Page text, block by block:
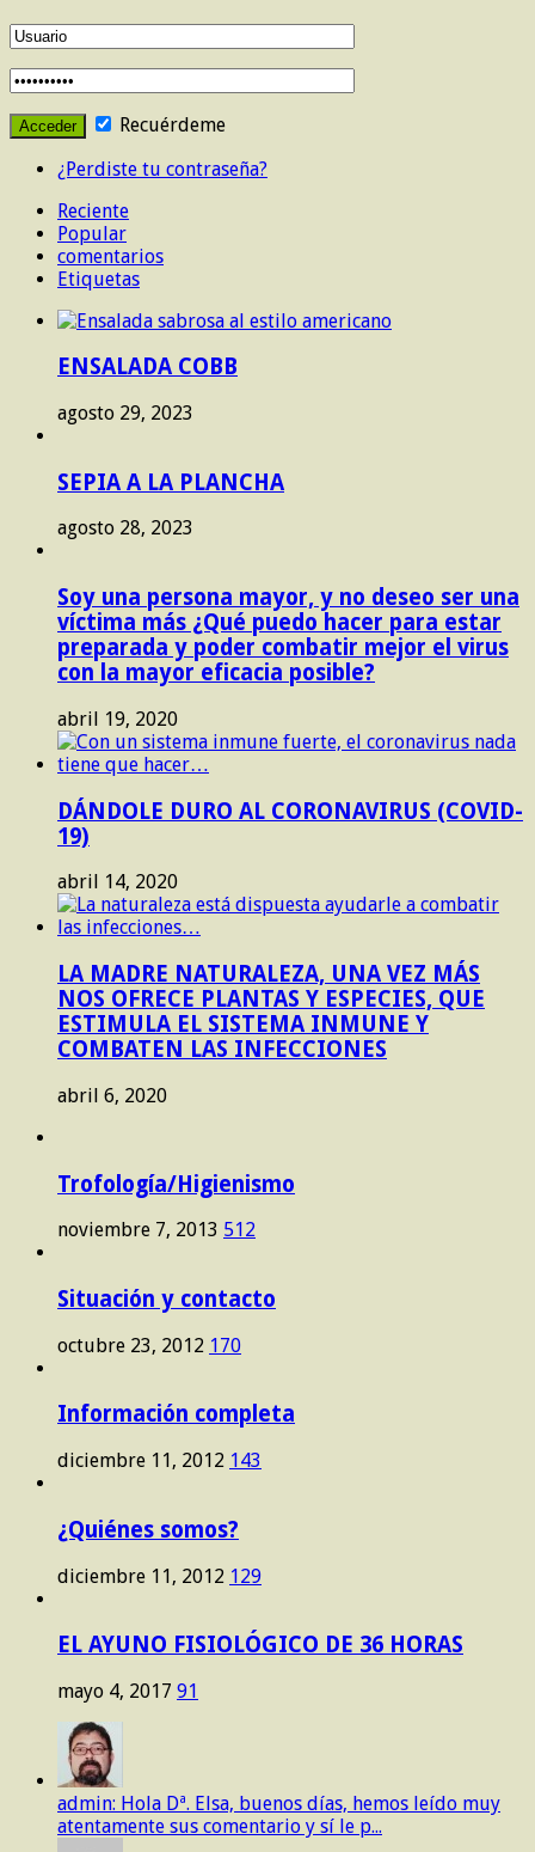
Recuérdeme
¿Perdiste tu contraseña?
Reciente
Popular
comentarios
Etiquetas
ENSALADA COBB
agosto 29, 2023
SEPIA A LA PLANCHA
agosto 28, 2023
Soy una persona mayor, y no deseo ser una
víctima más ¿Qué puedo hacer para estar
preparada y poder combatir mejor el virus
con la mayor eficacia posible?
abril 19, 2020
DÁNDOLE DURO AL CORONAVIRUS (COVID-
19)
abril 14, 2020
LA MADRE NATURALEZA, UNA VEZ MÁS
NOS OFRECE PLANTAS Y ESPECIES, QUE
ESTIMULA EL SISTEMA INMUNE Y
COMBATEN LAS INFECCIONES
abril 6, 2020
Trofología/Higienismo
noviembre 7, 2013 512
Situación y contacto
octubre 23, 2012 170
Información completa
diciembre 11, 2012 143
¿Quiénes somos?
diciembre 11, 2012 129
EL AYUNO FISIOLÓGICO DE 36 HORAS
mayo 4, 2017 91
admin: Hola Dª. Elsa, buenos días, hemos leído muy
atentamente sus comentario y sí le p...